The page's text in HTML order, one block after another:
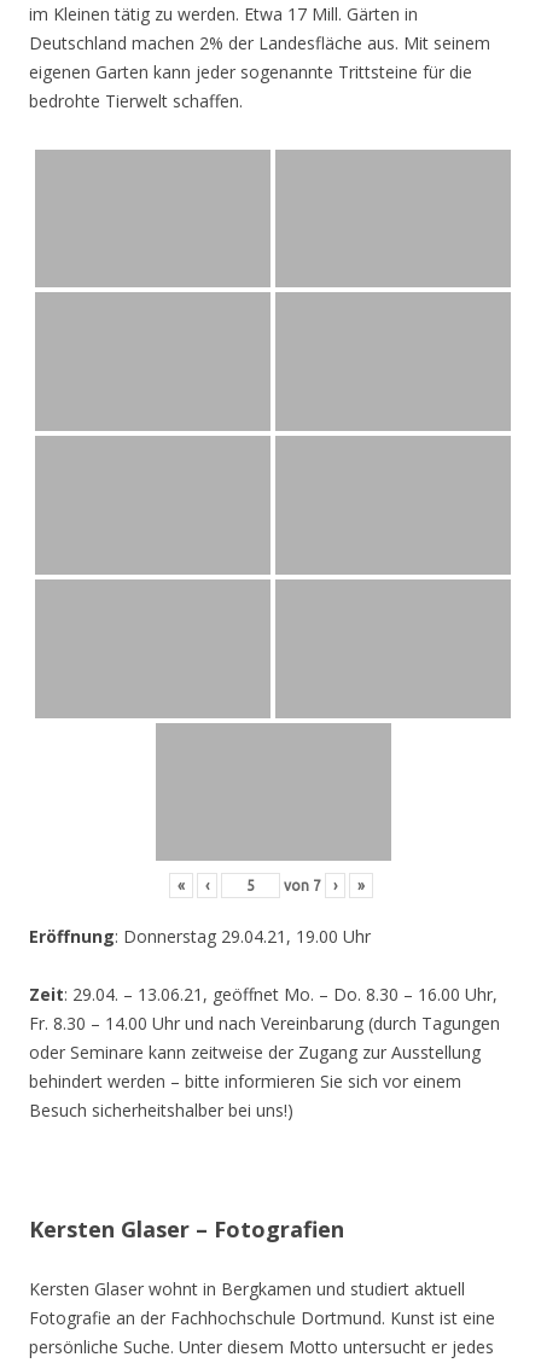
im Kleinen tätig zu werden. Etwa 17 Mill. Gärten in
Deutschland machen 2% der Landesfläche aus. Mit seinem
eigenen Garten kann jeder sogenannte Trittsteine für die
bedrohte Tierwelt schaffen.
« ‹ von 7 › »
Eröffnung: Donnerstag 29.04.21, 19.00 Uhr
Zeit: 29.04. – 13.06.21, geöffnet Mo. – Do. 8.30 – 16.00 Uhr,
Fr. 8.30 – 14.00 Uhr und nach Vereinbarung (durch Tagungen
oder Seminare kann zeitweise der Zugang zur Ausstellung
behindert werden – bitte informieren Sie sich vor einem
Besuch sicherheitshalber bei uns!)
Kersten Glaser – Fotografien
Kersten Glaser wohnt in Bergkamen und studiert aktuell
Fotografie an der Fachhochschule Dortmund. Kunst ist eine
persönliche Suche. Unter diesem Motto untersucht er jedes